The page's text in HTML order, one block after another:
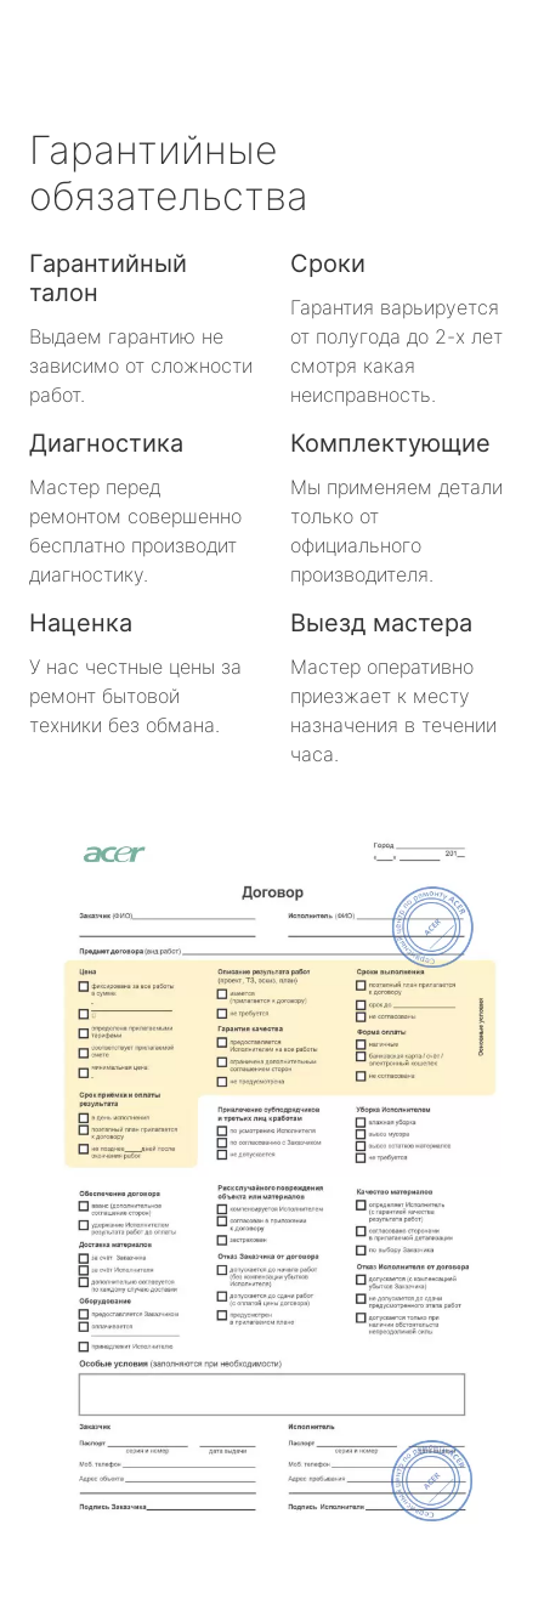
Гарантийные
обязательства
Гарантийный
талон
Выдаем гарантию не
зависимо от сложности
работ.
Сроки
Гарантия варьируется
от полугода до 2-х лет
смотря какая
неисправность.
Диагностика
Мастер перед
ремонтом совершенно
бесплатно производит
диагностику.
Комплектующие
Мы применяем детали
только от
официального
производителя.
Наценка
У нас честные цены за
ремонт бытовой
техники без обмана.
Выезд мастера
Мастер оперативно
приезжает к месту
назначения в течении
часа.